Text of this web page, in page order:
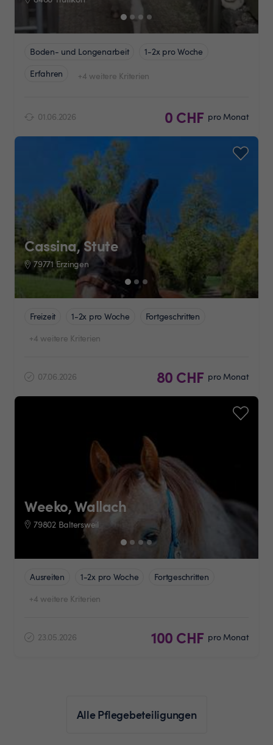
Boden- und Longenarbeit
1-2x pro Woche
Erfahren
+4 weitere Kriterien
01.06.2026 0 CHF pro Monat
Cassina, Stute
79771 Erzingen
Freizeit 1-2x pro Woche
Fortgeschritten
+4 weitere Kriterien
07.06.2026 80 CHF pro Monat
Weeko, Wallach
79802 Baltersweil
Ausreiten 1-2x pro Woche
Fortgeschritten
+4 weitere Kriterien
23.05.2026 100 CHF pro Monat
Alle Pflegebeteiligungen